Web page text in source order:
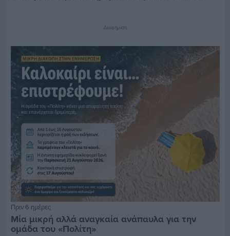
Διαφήμιση
Πριν 6 ημέρες
Μία μικρή αλλά αναγκαία ανάπαυλα για την
ομάδα του «Πολίτη»